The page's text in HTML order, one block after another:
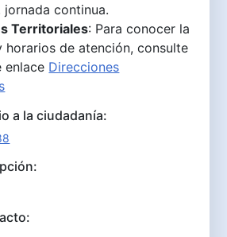
jornada continua.
Territoriales: Para conocer la
horarios de atención, consulte
enlace Direcciones
a la ciudadanía: